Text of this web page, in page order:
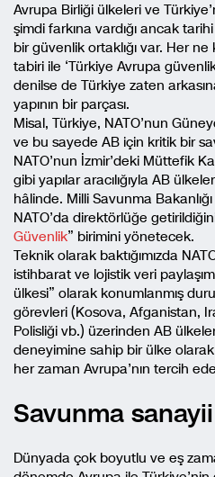
Avrupa Birliği ülkeleri ve
şimdi farkına vardığı ancak
bir güvenlik ortaklığı var. Her
tabiri ile ‘Türkiye Avrupa
denilse de Türkiye zaten
yapının bir parçası.
Misal, Türkiye, NATO’nun
ve bu sayede AB için kritik bir
NATO’nun İzmir’deki Müttefik
gibi yapılar aracılığıyla AB
hâlinde. Milli Savunma
NATO’da direktörlüğe
Güvenlik” birimini yönetecek.
Teknik olarak baktığımızda
istihbarat ve lojistik veri
ülkesi” olarak konumlanmış
görevleri (Kosova, Afganistan,
Polisliği vb.) üzerinden AB
deneyimine sahip bir ülke
her zaman Avrupa’nın tercih
Savunma sanayii
Dünyada çok boyutlu ve eş